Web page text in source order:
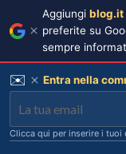
Aggiungi blog.it
preferite su
sempre
✉️ Entra nella
Clicca qui per inserire i tuoi